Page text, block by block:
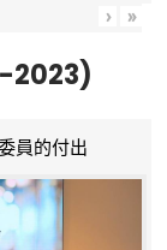
› »
2023)
員的付出